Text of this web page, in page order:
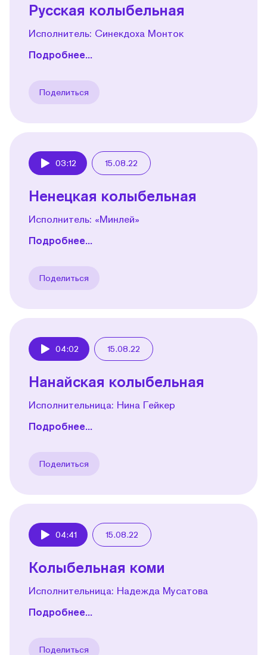
Русская колыбельная
Исполнитель: Синекдоха Монток
Подробнее...
Поделиться
03:12 15.08.22
Ненецкая колыбельная
Исполнитель: «Минлей»
Подробнее...
Поделиться
04:02 15.08.22
Нанайская колыбельная
Исполнительница: Нина Гейкер
Подробнее...
Поделиться
04:41 15.08.22
Колыбельная коми
Исполнительница: Надежда Мусатова
Подробнее...
Поделиться